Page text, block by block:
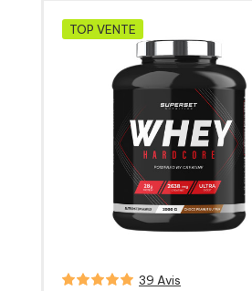
TOP VENTE
39 Avis